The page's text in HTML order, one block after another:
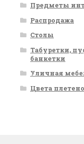
Предметы
Распродажа
Столы
Табуретки,
банкетки
Уличная
Цвета